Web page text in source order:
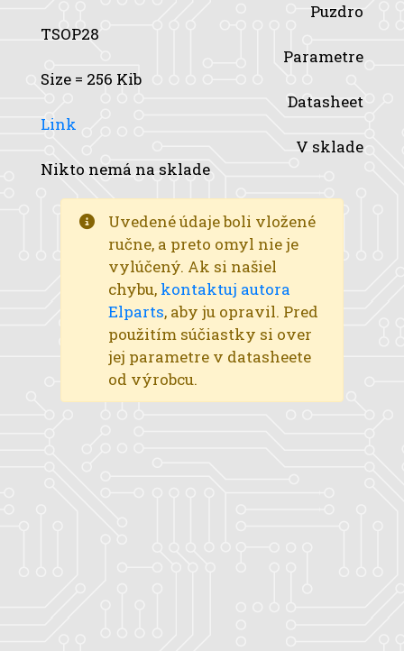
Puzdro
TSOP28
Parametre
Size = 256 Kib
Datasheet
Link
V sklade
Nikto nemá na sklade
Uvedené údaje boli vložené
ručne, a preto omyl nie je
vylúčený. Ak si našiel
chybu, kontaktuj autora
Elparts, aby ju opravil. Pred
použitím súčiastky si over
jej parametre v datasheete
od výrobcu.